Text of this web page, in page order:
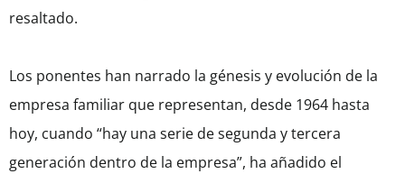
resaltado.
Los ponentes han narrado la génesis y evolución de la
empresa familiar que representan, desde 1964 hasta
hoy, cuando “hay una serie de segunda y tercera
generación dentro de la empresa”, ha añadido el